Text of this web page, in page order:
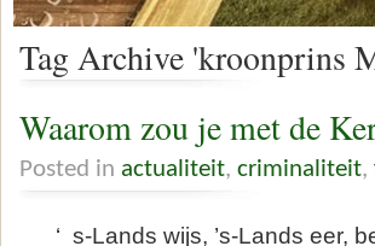
Tag Archive 'kroonprins
Waarom zou je met de
Posted in actualiteit, criminaliteit,
‘ s-Lands wijs, ’s-Lands eer,